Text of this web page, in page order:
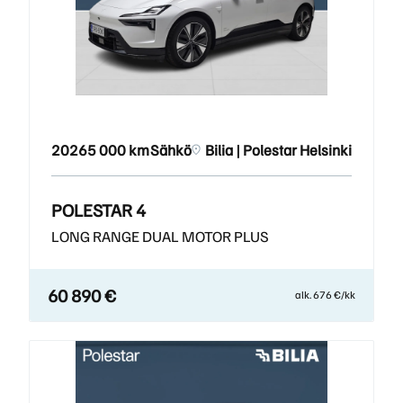
20265 000 kmSähkö Bilia | Polestar Helsinki
POLESTAR 4
LONG RANGE DUAL MOTOR PLUS
60 890 € alk. 676 €/kk